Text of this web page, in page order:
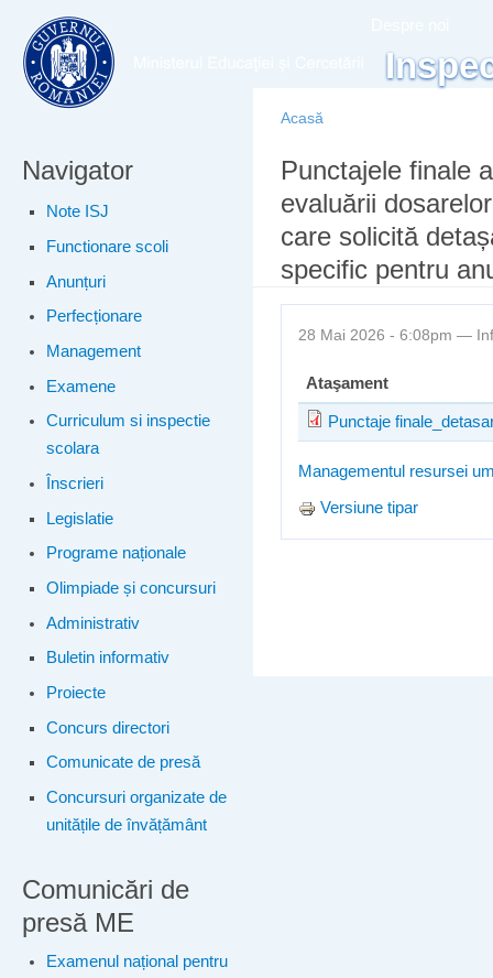
Meniu principal
Navigator
Note ISJ
Functionare scoli
Anunțuri
Perfecționare
Management
Examene
Curriculum si inspectie
scolara
Înscrieri
Legislatie
Programe naționale
Olimpiade și concursuri
Administrativ
Buletin informativ
Proiecte
Concurs directori
Comunicate de presă
Concursuri organizate de
unitățile de învățământ
Comunicări de
presă ME
Examenul național pentru
Eşti aici
Acasă
Punctajele finale
evaluării
care solicită
specific pentru
28 Mai 2026 - 6:08pm —
Ataşament
Punctaje
Managementul resursei
Versiune tipar